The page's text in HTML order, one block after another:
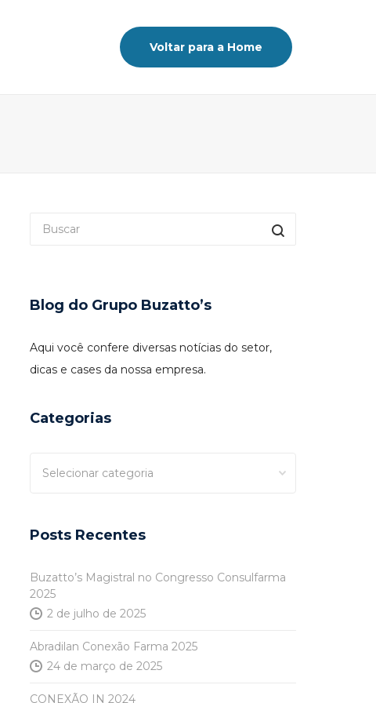
Voltar para a Home
Blog do Grupo Buzatto’s
Aqui você confere diversas notícias do setor,
dicas e cases da nossa empresa.
Categorias
Posts Recentes
Buzatto’s Magistral no Congresso Consulfarma
2025
2 de julho de 2025
Abradilan Conexão Farma 2025
24 de março de 2025
CONEXÃO IN 2024